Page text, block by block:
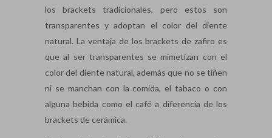
los brackets tradicionales, pero estos son
transparentes y adoptan el color del diente
natural. La ventaja de los brackets de zafiro es
que al ser transparentes se mimetizan con el
color del diente natural, además que no se tiñen
ni se manchan con la comida, el tabaco o con
alguna bebida como el café a diferencia de los
brackets de cerámica.